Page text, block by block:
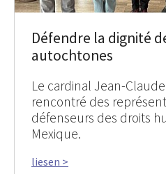
Défendre la dignité
autochtones
Le cardinal Jean-
rencontré des
défenseurs des droits
Mexique.
liesen >